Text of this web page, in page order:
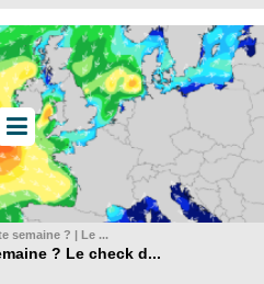
semaine ? | Le ...
? Le check d...